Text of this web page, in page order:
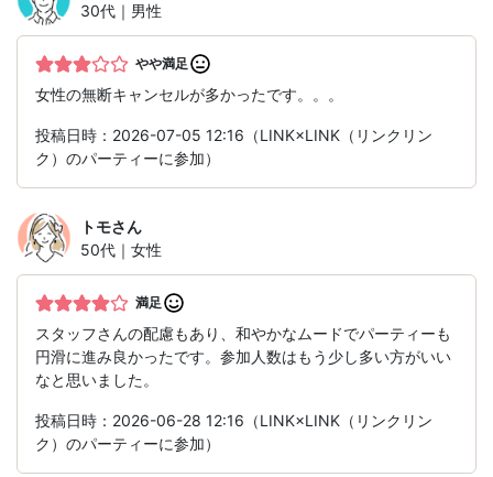
30代｜男性
やや満足
女性の無断キャンセルが多かったです。。。
投稿日時：2026-07-05 12:16（LINK×LINK（リンクリン
ク）のパーティーに参加）
トモさん
50代｜女性
満足
スタッフさんの配慮もあり、和やかなムードでパーティーも
円滑に進み良かったです。参加人数はもう少し多い方がいい
なと思いました。
投稿日時：2026-06-28 12:16（LINK×LINK（リンクリン
ク）のパーティーに参加）